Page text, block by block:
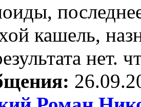
кашель,
нет.